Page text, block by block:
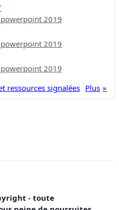
2019
2019
2019
Plus
ressources signalées
- toute